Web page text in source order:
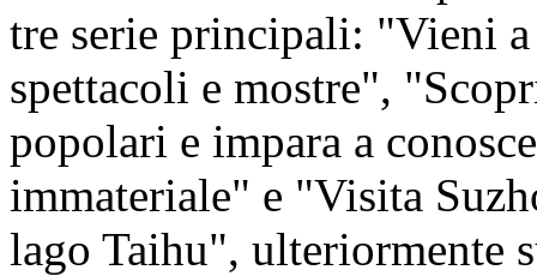
tre serie principali: "Vieni
spettacoli e mostre",
popolari e impara a
immateriale" e "Visita
lago Taihu", ulteriormente